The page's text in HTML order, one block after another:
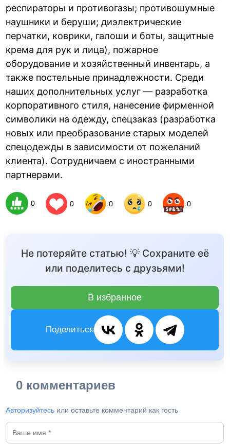
респираторы и противогазы; противошумные
наушники и беруши; диэлектрические
перчатки, коврики, галоши и боты, защитные
крема для рук и лица), пожарное
оборудование и хозяйственный инвентарь, а
также постельные принадлежности. Среди
наших дополнительных услуг — разработка
корпоративного стиля, нанесение фирменной
символики на одежду, спецзаказ (разработка
новых или преобразование старых моделей
спецодежды в зависимости от пожеланий
клиента). Сотрудничаем с иностранными
партнерами.
0 0 0 0 0
Не потеряйте статью! 💡 Сохраните её
или поделитесь с друзьями!
В избранное
Поделиться
0 комментариев
Авторизуйтесь или оставьте комментарий как гость